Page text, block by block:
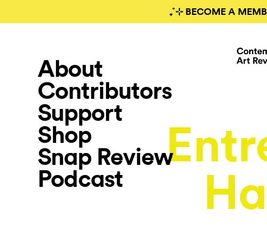
₊˚⊹ BECOME A
About
Contributors
Support
Shop
Snap Review
Podcast